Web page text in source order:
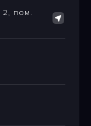
2, пом.